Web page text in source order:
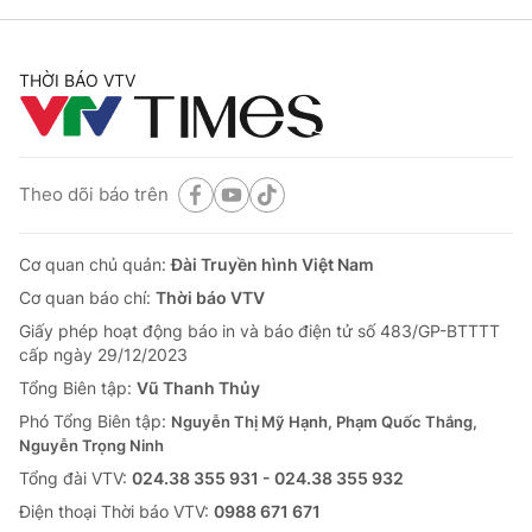
THỜI BÁO VTV
Theo dõi báo trên
Cơ quan chủ quản:Đài Truyền hình Việt Nam
Cơ quan báo chí: Thời báo VTV
Giấy phép hoạt động báo in và báo điện tử số 483/GP-BTTTT
cấp ngày 29/12/2023
Tổng Biên tập: Vũ Thanh Thủy
Phó Tổng Biên tập: Nguyễn Thị Mỹ Hạnh, Phạm Quốc Thắng,
Nguyễn Trọng Ninh
Tổng đài VTV: 024.38 355 931 - 024.38 355 932
Ðiện thoại Thời báo VTV: 0988 671 671